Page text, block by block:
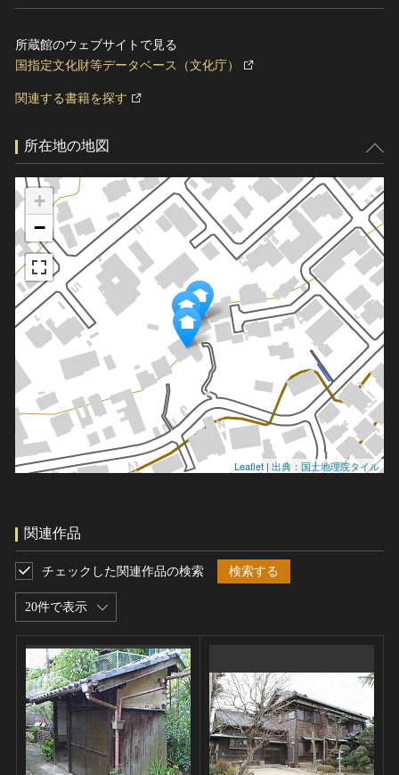
所蔵館のウェブサイトで見る
国指定文化財等データベース（文化庁）
関連する書籍を探す
所在地の地図
+
−
Leaflet | 出典：国土地理院タイル
関連作品
20件で表示
チェックした関連作品の検索 検索する